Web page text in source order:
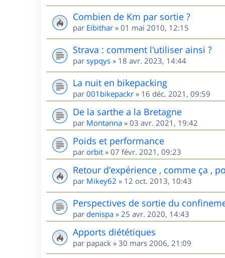
Combien de Km par sortie ?
par Eibithar » 01 mai 2010, 12:15
Strava : comment l'utiliser ainsi ?
par sypqys » 18 avr. 2023, 14:44
La nuit en bikepacking
par 001bikepackr » 16 déc. 2021, 09:59
De la sarthe a la Bretagne
par Montanna » 03 avr. 2021, 19:42
Poids et performance
par orbit » 07 févr. 2021, 09:23
Retour d'expérience , comme ça ,
par Mikey62 » 12 oct. 2013, 10:43
Perspectives de sortie du
par denispa » 25 avr. 2020, 14:43
Apports diététiques
par papack » 30 mars 2006, 21:09